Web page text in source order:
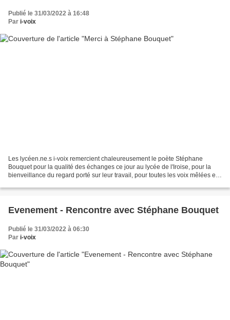
Publié le 31/03/2022 à 16:48
Par i-voix
Les lycéen.ne.s i-voix remercient chaleureusement le poète Stéphane
Bouquet pour la qualité des échanges ce jour au lycée de l'Iroise, pour la
bienveillance du regard porté sur leur travail, pour toutes les voix mêlées et
Evenement - Rencontre avec Stéphane Bouquet
Publié le 31/03/2022 à 06:30
Par i-voix